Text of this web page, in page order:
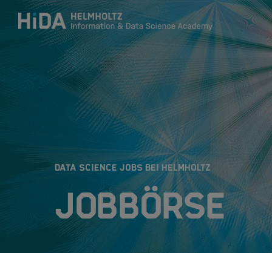
Zum Inhalt springen
Training
Research Schools
Mobilität
HIDA
DATA SCIENCE JOBS BEI HELMHOLTZ
Jobbörse